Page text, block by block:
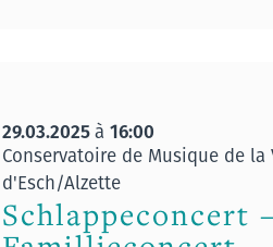
29.03.2025à 16:00
Conservatoire de Musique de la
d'Esch/Alzette
Schlappeconcert